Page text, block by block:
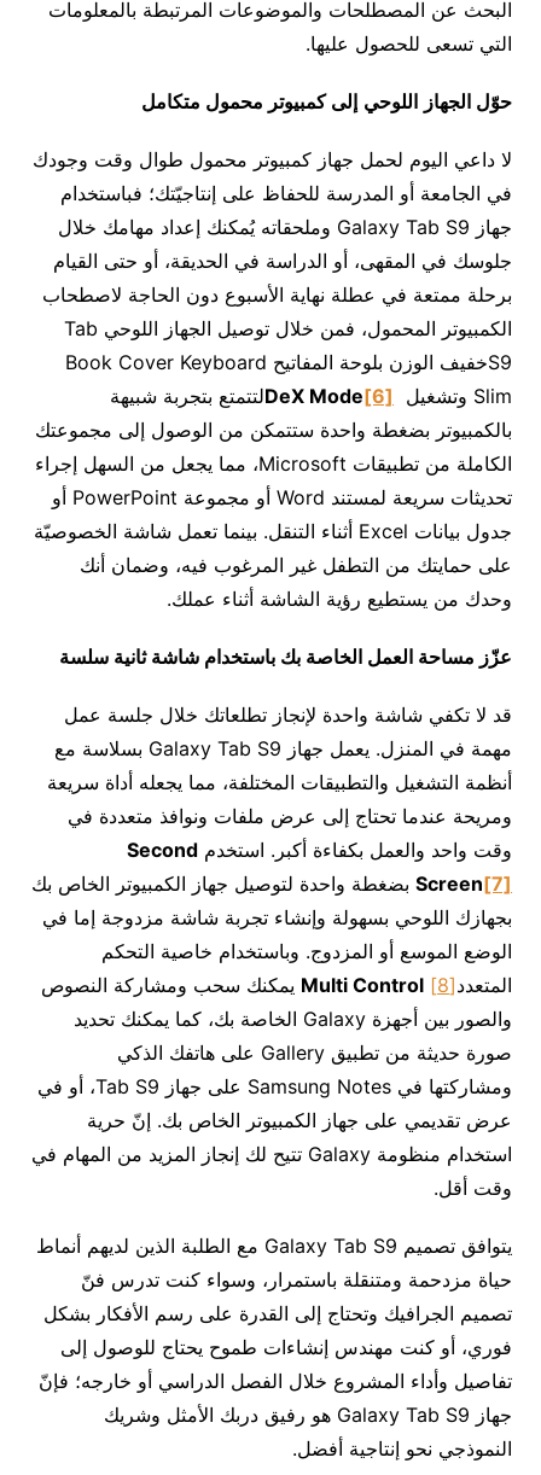
البحث عن المصطلحات والموضوعات المرتبطة بالمعلومات
التي تسعى للحصول عليها.
حوّل الجهاز اللوحي إلى كمبيوتر محمول متكامل
لا داعي اليوم لحمل جهاز كمبيوتر محمول طوال وقت وجودك
في الجامعة أو المدرسة للحفاظ على إنتاجيّتك؛ فباستخدام
جهاز Galaxy Tab S9 وملحقاته يُمكنك إعداد مهامك خلال
جلوسك في المقهى، أو الدراسة في الحديقة، أو حتى القيام
برحلة ممتعة في عطلة نهاية الأسبوع دون الحاجة لاصطحاب
الكمبيوتر المحمول، فمن خلال توصيل الجهاز اللوحي Tab
S9خفيف الوزن بلوحة المفاتيح Book Cover Keyboard
Slim وتشغيل
DeX Mode[6]
لتتمتع بتجربة شبيهة
بالكمبيوتر بضغطة واحدة ستتمكن من الوصول إلى مجموعتك
الكاملة من تطبيقات Microsoft، مما يجعل من السهل إجراء
تحديثات سريعة لمستند Word أو مجموعة PowerPoint أو
جدول بيانات Excel أثناء التنقل. بينما تعمل شاشة الخصوصيّة
على حمايتك من التطفل غير المرغوب فيه، وضمان أنك
وحدك من يستطيع رؤية الشاشة أثناء عملك.
عزّز مساحة العمل الخاصة بك باستخدام شاشة ثانية سلسة
قد لا تكفي شاشة واحدة لإنجاز تطلعاتك خلال جلسة عمل
مهمة في المنزل. يعمل جهاز Galaxy Tab S9 بسلاسة مع
أنظمة التشغيل والتطبيقات المختلفة، مما يجعله أداة سريعة
ومريحة عندما تحتاج إلى عرض ملفات ونوافذ متعددة في
وقت واحد والعمل بكفاءة أكبر. استخدم Second
Screen[7]
بضغطة واحدة لتوصيل جهاز الكمبيوتر الخاص بك
بجهازك اللوحي بسهولة وإنشاء تجربة شاشة مزدوجة إما في
الوضع الموسع أو المزدوج. وباستخدام خاصية التحكم
المتعدد[8]
Multi Control يمكنك سحب ومشاركة النصوص
والصور بين أجهزة Galaxy الخاصة بك، كما يمكنك تحديد
صورة حديثة من تطبيق Gallery على هاتفك الذكي
ومشاركتها في Samsung Notes على جهاز Tab S9، أو في
عرض تقديمي على جهاز الكمبيوتر الخاص بك. إنّ حرية
استخدام منظومة Galaxy تتيح لك إنجاز المزيد من المهام في
وقت أقل.
يتوافق تصميم Galaxy Tab S9 مع الطلبة الذين لديهم أنماط
حياة مزدحمة ومتنقلة باستمرار، وسواء كنت تدرس فنّ
تصميم الجرافيك وتحتاج إلى القدرة على رسم الأفكار بشكل
فوري، أو كنت مهندس إنشاءات طموح يحتاج للوصول إلى
تفاصيل وأداء المشروع خلال الفصل الدراسي أو خارجه؛ فإنّ
جهاز Galaxy Tab S9 هو رفيق دربك الأمثل وشريك
النموذجي نحو إنتاجية أفضل.